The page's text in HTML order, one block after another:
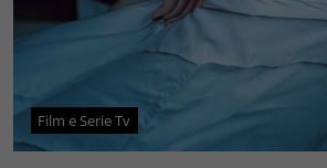
Film e Serie Tv